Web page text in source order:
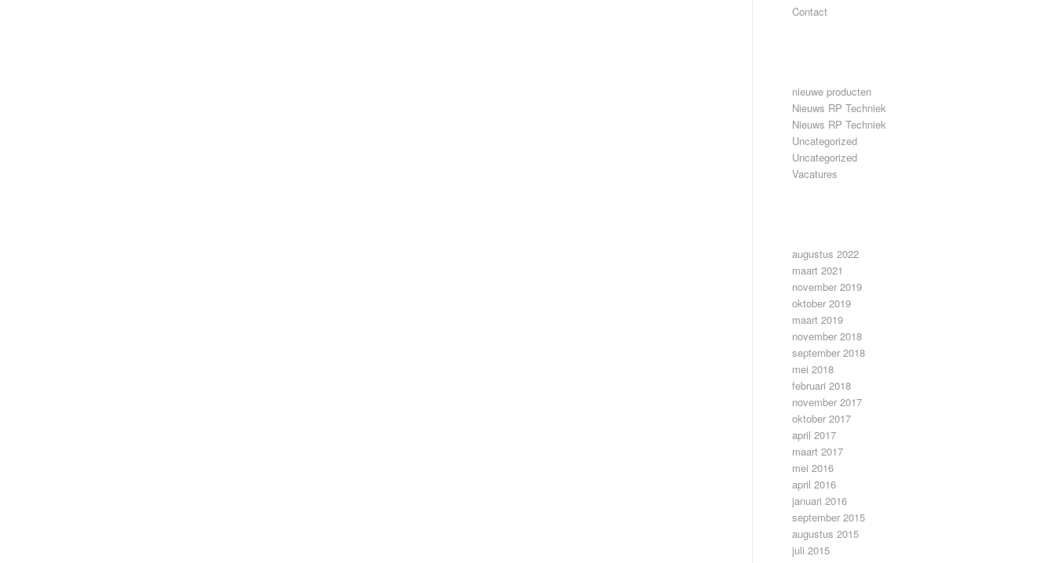
Contact
nieuwe producten
Nieuws RP Techniek
Nieuws RP Techniek
Uncategorized
Uncategorized
Vacatures
augustus 2022
maart 2021
november 2019
oktober 2019
maart 2019
november 2018
september 2018
mei 2018
februari 2018
november 2017
oktober 2017
april 2017
maart 2017
mei 2016
april 2016
januari 2016
september 2015
augustus 2015
juli 2015